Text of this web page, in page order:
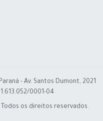
- Av. Santos Dumont, 2021
0001-04
os direitos reservados.